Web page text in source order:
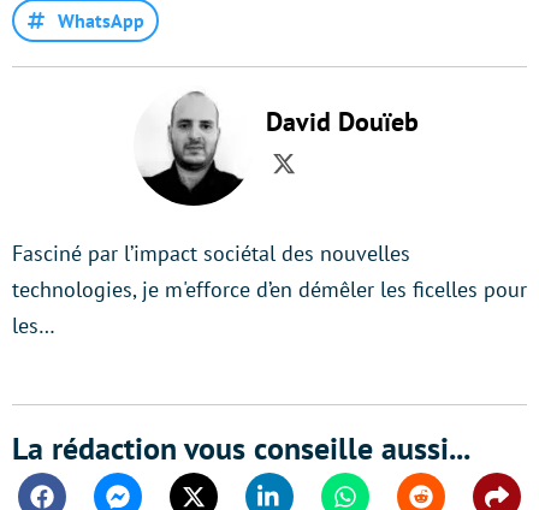
WhatsApp
David Douïeb
Twitter
Fasciné par l’impact sociétal des nouvelles
technologies, je m'efforce d’en démêler les ficelles pour
les…
La rédaction vous conseille aussi...